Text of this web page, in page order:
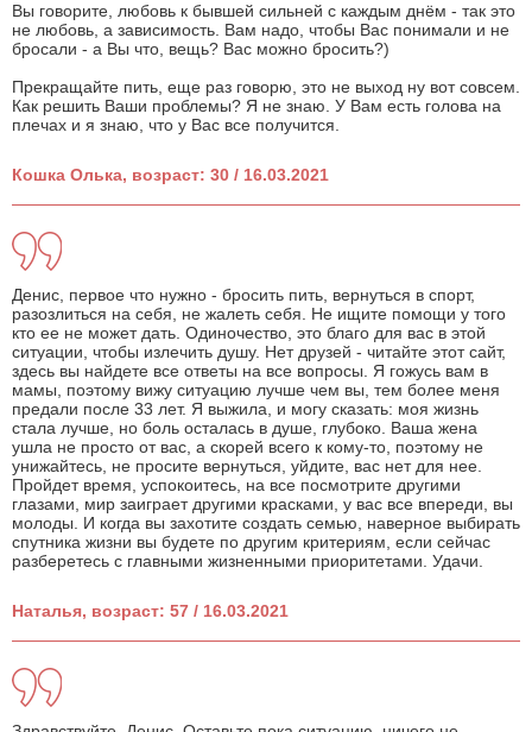
Вы говорите, любовь к бывшей сильней с каждым днём - так это
не любовь, а зависимость. Вам надо, чтобы Вас понимали и не
бросали - а Вы что, вещь? Вас можно бросить?)
Прекращайте пить, еще раз говорю, это не выход ну вот совсем.
Как решить Ваши проблемы? Я не знаю. У Вам есть голова на
плечах и я знаю, что у Вас все получится.
Кошка Олька, возраст: 30 / 16.03.2021
Денис, первое что нужно - бросить пить, вернуться в спорт,
разозлиться на себя, не жалеть себя. Не ищите помощи у того
кто ее не может дать. Одиночество, это благо для вас в этой
ситуации, чтобы излечить душу. Нет друзей - читайте этот сайт,
здесь вы найдете все ответы на все вопросы. Я гожусь вам в
мамы, поэтому вижу ситуацию лучше чем вы, тем более меня
предали после 33 лет. Я выжила, и могу сказать: моя жизнь
стала лучше, но боль осталась в душе, глубоко. Ваша жена
ушла не просто от вас, а скорей всего к кому-то, поэтому не
унижайтесь, не просите вернуться, уйдите, вас нет для нее.
Пройдет время, успокоитесь, на все посмотрите другими
глазами, мир заиграет другими красками, у вас все впереди, вы
молоды. И когда вы захотите создать семью, наверное выбирать
спутника жизни вы будете по другим критериям, если сейчас
разберетесь с главными жизненными приоритетами. Удачи.
Наталья, возраст: 57 / 16.03.2021